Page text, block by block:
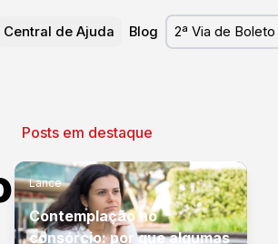
Central de Ajuda Blog 2ª Via de Boleto
Posts em destaque
Lance
Contemplação no
consórcio: por que algumas